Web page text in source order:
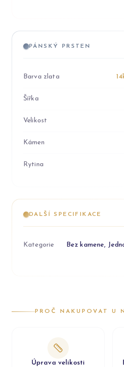
PÁNSKÝ PRSTEN
Barva zlata
Šířka
Velikost
Kámen
Rytina
DALŠÍ SPECIFIKACE
Kategorie
Bez kamene,
PROČ NAKUPOVAT U
Úprava velikosti